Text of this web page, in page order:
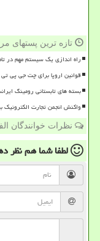
تازه ترین پستهای
راه اندازی یک سیستم مهم در
قوانین اروپا برای چت جی پی
بسته های تابستانی رومینگ
واکنش انجمن تجارت الکترونیک به
نظرات خوانندگان
لطفا شما همنظر